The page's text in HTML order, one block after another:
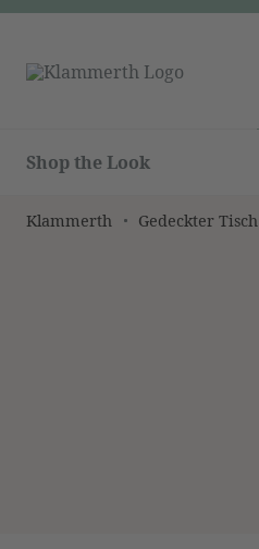
Shop the Look
Klammerth Gedeckter Tisch